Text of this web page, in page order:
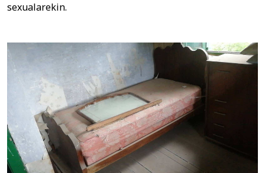
sexualarekin.